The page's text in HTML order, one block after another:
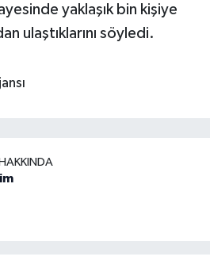
yaklaşık bin kişiye
ulaştıklarını söyledi.